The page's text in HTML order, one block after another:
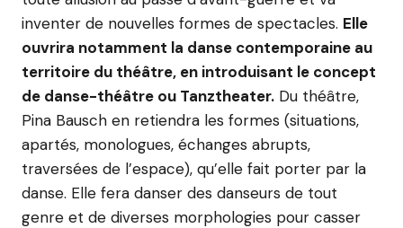
inventer de nouvelles formes de spectacles. Elle
ouvrira notamment la danse contemporaine au
territoire du théâtre, en introduisant le concept
de danse-théâtre ou Tanztheater. Du théâtre,
Pina Bausch en retiendra les formes (situations,
apartés, monologues, échanges abrupts,
traversées de l’espace), qu’elle fait porter par la
danse. Elle fera danser des danseurs de tout
genre et de diverses morphologies pour casser